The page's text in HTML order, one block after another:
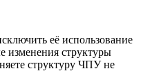
её использование
изменения структуры
структуру ЧПУ не